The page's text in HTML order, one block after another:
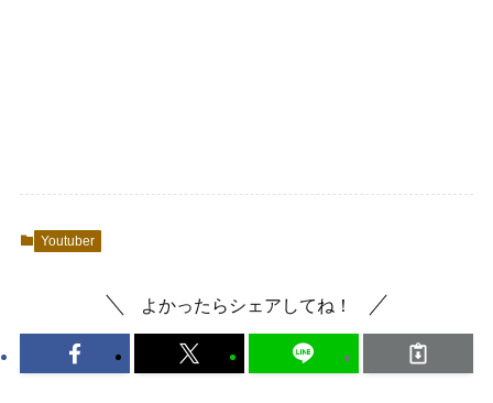
Youtuber
よかったらシェアしてね！